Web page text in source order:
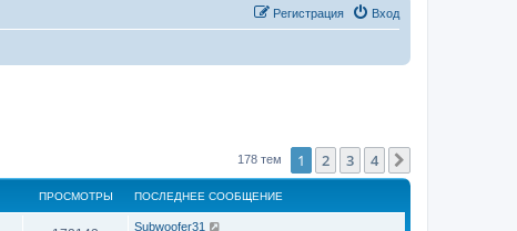
Вход
Регистрация
178 тем 1 2 3 4
ПРОСМОТРЫ ПОСЛЕДНЕЕ СООБЩЕНИЕ
Subwoofer31